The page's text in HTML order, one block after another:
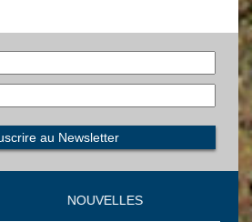
NOUVELLES